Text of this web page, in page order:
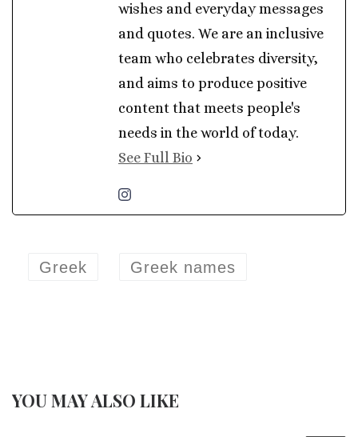
wishes and everyday messages
and quotes. We are an inclusive
team who celebrates diversity,
and aims to produce positive
content that meets people's
needs in the world of today.
See Full Bio
Greek Greek names
YOU MAY ALSO LIKE